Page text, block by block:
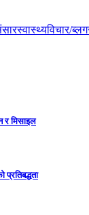
स्वास्थ्यविचार/ब्लग
र मिसाइल